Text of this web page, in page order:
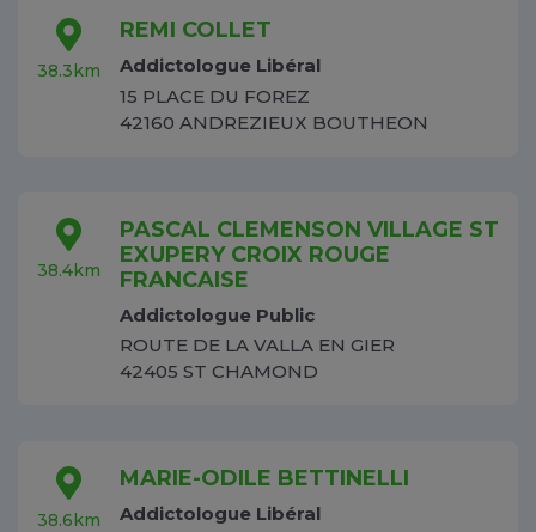
38.3km
REMI COLLET
Addictologue Libéral
15 PLACE DU FOREZ
42160 ANDREZIEUX BOUTHEON
38.4km
PASCAL CLEMENSON VILLAGE ST
EXUPERY CROIX ROUGE
FRANCAISE
Addictologue Public
ROUTE DE LA VALLA EN GIER
42405 ST CHAMOND
38.6km
MARIE-ODILE BETTINELLI
Addictologue Libéral